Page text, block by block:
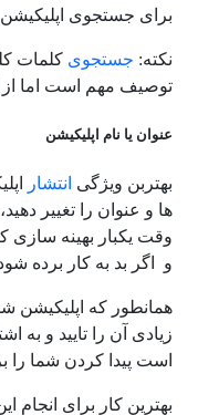
برای جستجوی اپلیکیشن
نکته: جستجوی کلمات
توصیف مهم است اما از
عنوان یا نام اپلیکیشن
بهتربن ویژگی انتشار
ها و عنوان را تغییر
وقت یکبار بهینه سازی
و اگر بد به کار برده
همانطور که
زیادی آن را تایید و به
است پیدا کردن شما را
بهترین کار برای